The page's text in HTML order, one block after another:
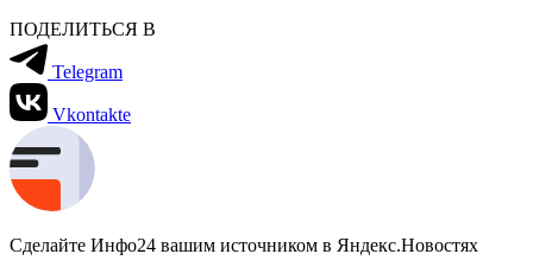
ПОДЕЛИТЬСЯ В
Telegram
Vkontakte
Сделайте Инфо24 вашим источником в Яндекс.Новостях